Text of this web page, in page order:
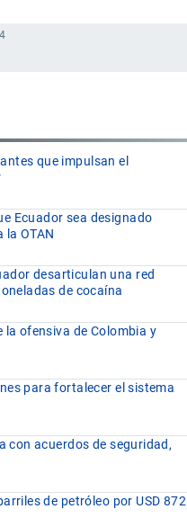
en la importación
gravada al producto, en
en la importación de
al producto en
en la importación de
se utilizan los valores
Tarifas Nacionales de
en términos Ad
en el formulario, se
que impulsan el
Ecuador sea designado
OTAN
desarticulan una red
de cocaína
la ofensiva de Colombia y
para fortalecer el sistema
con acuerdos de seguridad,
de petróleo por USD 872